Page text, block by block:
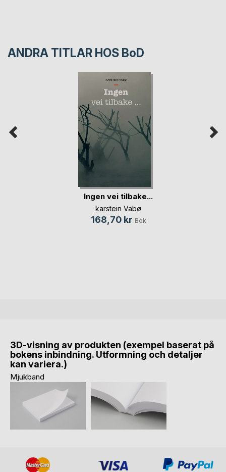
ANDRA TITLAR HOS BoD
Ingen vei tilbake...
karstein Vabø
168,70 kr Bok
3D-visning av produkten (exempel baserat på
bokens inbindning. Utformning och detaljer
kan variera.)
Mjukband